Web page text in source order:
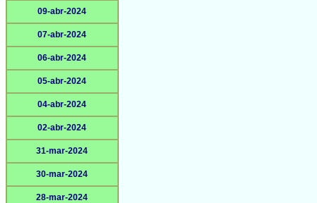
09-abr-2024
07-abr-2024
06-abr-2024
05-abr-2024
04-abr-2024
02-abr-2024
31-mar-2024
30-mar-2024
28-mar-2024